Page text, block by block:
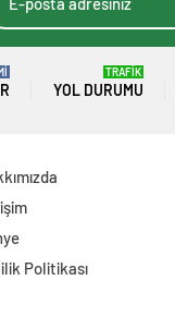
YOL DURUMU
TRAFİK
Politikası